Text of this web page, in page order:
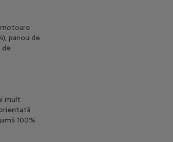
motoare
panou de
de
mult
100%